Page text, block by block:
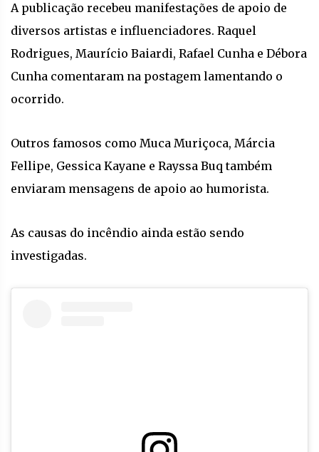
A publicação recebeu manifestações de apoio de
diversos artistas e influenciadores. Raquel
Rodrigues, Maurício Baiardi, Rafael Cunha e Débora
Cunha comentaram na postagem lamentando o
ocorrido.
Outros famosos como Muca Muriçoca, Márcia
Fellipe, Gessica Kayane e Rayssa Buq também
enviaram mensagens de apoio ao humorista.
As causas do incêndio ainda estão sendo
investigadas.